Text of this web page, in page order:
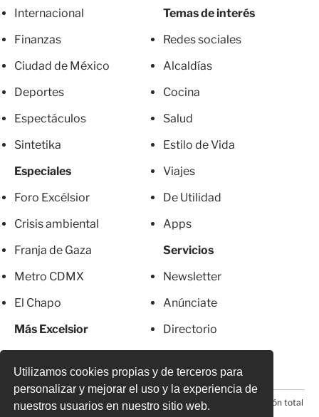
Utilizamos cookies propias y de terceros para
personalizar y mejorar el uso y la experiencia de
nuestros usuarios en nuestro sitio web.
Internacional
Finanzas
Ciudad de México
Deportes
Espectáculos
Sintetika
Especiales
Foro Excélsior
Crisis ambiental
Franja de Gaza
Metro CDMX
El Chapo
Más Excelsior
Temas de interés
Redes sociales
Alcaldías
Cocina
Salud
Estilo de Vida
Viajes
De Utilidad
Apps
Servicios
Newsletter
Anúnciate
Directorio
© 2026 Todos los derechos reservados. Prohibida la reproducción total
o parcial, incluyendo cualquier medio electrónico*